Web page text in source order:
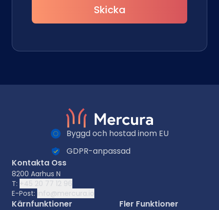
Skicka
Byggd och hostad inom EU
GDPR-anpassad
Kontakta Oss
8200 Aarhus N
T: +45 20 77 12 96
E-Post: info@mercura.io
Kärnfunktioner Fler Funktioner